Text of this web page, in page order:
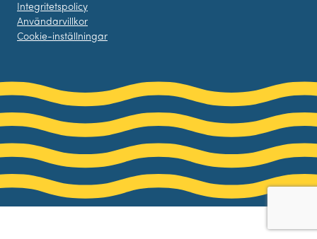
Integritetspolicy
Användarvillkor
Cookie-inställningar